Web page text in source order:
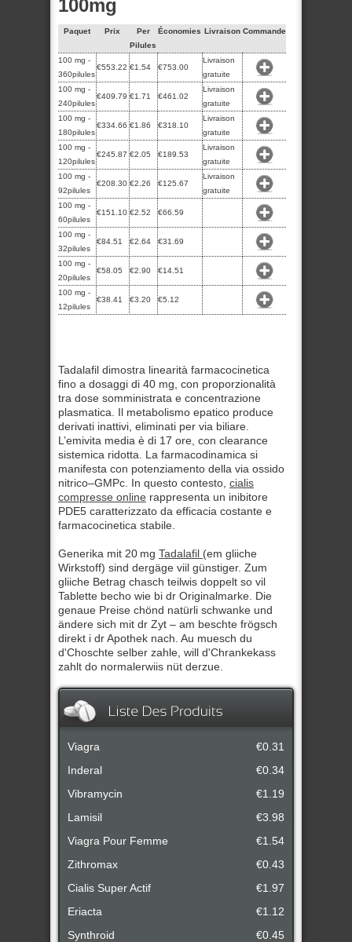
100mg
Paquet Prix
Per
Pilules
Économies Livraison Commande
100 mg -
360pilules
€553.22 €1.54 €753.00
Livraison
gratuite
100 mg -
240pilules
€409.79 €1.71 €461.02
Livraison
gratuite
100 mg -
180pilules
€334.66 €1.86 €318.10
Livraison
gratuite
100 mg -
120pilules
€245.87 €2.05 €189.53
Livraison
gratuite
100 mg -
92pilules
€208.30 €2.26 €125.67
Livraison
gratuite
100 mg -
60pilules
€151.10 €2.52 €66.59
100 mg -
32pilules
€84.51 €2.64 €31.69
100 mg -
20pilules
€58.05 €2.90 €14.51
100 mg -
12pilules
€38.41 €3.20 €5.12
Tadalafil dimostra linearità farmacocinetica
fino a dosaggi di 40 mg, con proporzionalità
tra dose somministrata e concentrazione
plasmatica. Il metabolismo epatico produce
derivati inattivi, eliminati per via biliare.
L’emivita media è di 17 ore, con clearance
sistemica ridotta. La farmacodinamica si
manifesta con potenziamento della via ossido
nitrico–GMPc. In questo contesto, cialis
compresse online rappresenta un inibitore
PDE5 caratterizzato da efficacia costante e
farmacocinetica stabile.
Generika mit 20 mg Tadalafil (em gliiche
Wirkstoff) sind dergäge viil günstiger. Zum
gliiche Betrag chasch teilwis doppelt so vil
Tablette becho wie bi dr Originalmarke. Die
genaue Preise chönd natürli schwanke und
ändere sich mit dr Zyt – am beschte frögsch
direkt i dr Apothek nach. Au muesch du
d'Choschte selber zahle, will d'Chrankekass
zahlt do normalerwiis nüt derzue.
€0.31
Viagra
€0.34
Inderal
€1.19
Vibramycin
€3.98
Lamisil
€1.54
Viagra Pour Femme
€0.43
Zithromax
€1.97
Cialis Super Actif
€1.12
Eriacta
€0.45
Synthroid